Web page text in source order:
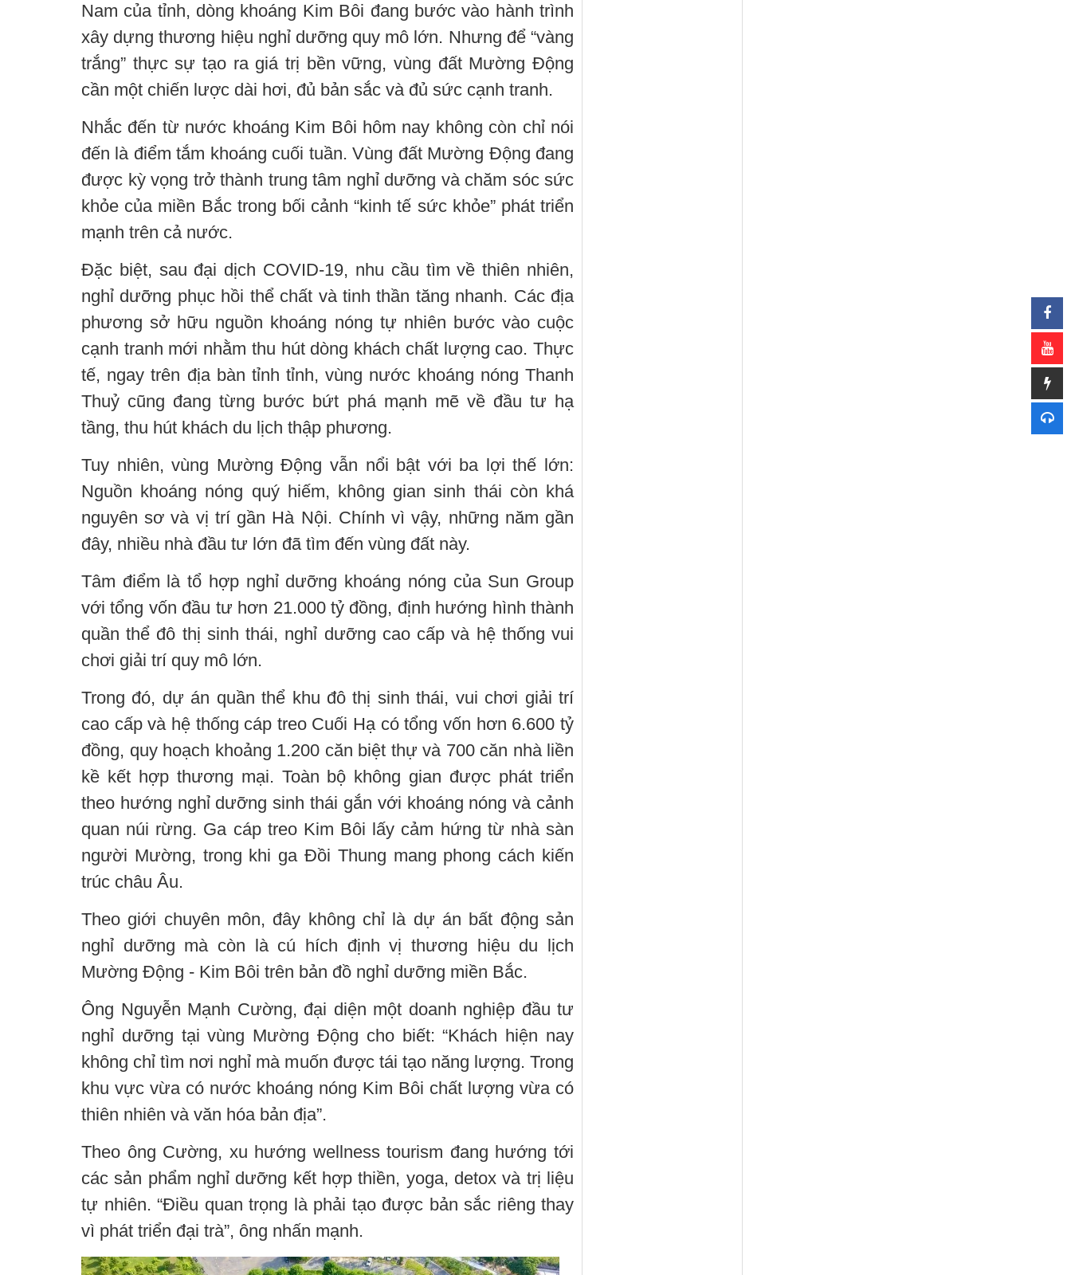
Nam của tỉnh, dòng khoáng Kim Bôi đang bước vào hành trình
xây dựng thương hiệu nghỉ dưỡng quy mô lớn. Nhưng để “vàng
trắng” thực sự tạo ra giá trị bền vững, vùng đất Mường Động
cần một chiến lược dài hơi, đủ bản sắc và đủ sức cạnh tranh.
Nhắc đến từ nước khoáng Kim Bôi hôm nay không còn chỉ nói
đến là điểm tắm khoáng cuối tuần. Vùng đất Mường Động đang
được kỳ vọng trở thành trung tâm nghỉ dưỡng và chăm sóc sức
khỏe của miền Bắc trong bối cảnh “kinh tế sức khỏe” phát triển
mạnh trên cả nước.
Đặc biệt, sau đại dịch COVID-19, nhu cầu tìm về thiên nhiên,
nghỉ dưỡng phục hồi thể chất và tinh thần tăng nhanh. Các địa
phương sở hữu nguồn khoáng nóng tự nhiên bước vào cuộc
cạnh tranh mới nhằm thu hút dòng khách chất lượng cao. Thực
tế, ngay trên địa bàn tỉnh tỉnh, vùng nước khoáng nóng Thanh
Thuỷ cũng đang từng bước bứt phá mạnh mẽ về đầu tư hạ
tầng, thu hút khách du lịch thập phương.
Tuy nhiên, vùng Mường Động vẫn nổi bật với ba lợi thế lớn:
Nguồn khoáng nóng quý hiếm, không gian sinh thái còn khá
nguyên sơ và vị trí gần Hà Nội. Chính vì vậy, những năm gần
đây, nhiều nhà đầu tư lớn đã tìm đến vùng đất này.
Tâm điểm là tổ hợp nghỉ dưỡng khoáng nóng của Sun Group
với tổng vốn đầu tư hơn 21.000 tỷ đồng, định hướng hình thành
quần thể đô thị sinh thái, nghỉ dưỡng cao cấp và hệ thống vui
chơi giải trí quy mô lớn.
Trong đó, dự án quần thể khu đô thị sinh thái, vui chơi giải trí
cao cấp và hệ thống cáp treo Cuối Hạ có tổng vốn hơn 6.600 tỷ
đồng, quy hoạch khoảng 1.200 căn biệt thự và 700 căn nhà liền
kề kết hợp thương mại. Toàn bộ không gian được phát triển
theo hướng nghỉ dưỡng sinh thái gắn với khoáng nóng và cảnh
quan núi rừng. Ga cáp treo Kim Bôi lấy cảm hứng từ nhà sàn
người Mường, trong khi ga Đồi Thung mang phong cách kiến
trúc châu Âu.
Theo giới chuyên môn, đây không chỉ là dự án bất động sản
nghỉ dưỡng mà còn là cú hích định vị thương hiệu du lịch
Mường Động - Kim Bôi trên bản đồ nghỉ dưỡng miền Bắc.
Ông Nguyễn Mạnh Cường, đại diện một doanh nghiệp đầu tư
nghỉ dưỡng tại vùng Mường Động cho biết: “Khách hiện nay
không chỉ tìm nơi nghỉ mà muốn được tái tạo năng lượng. Trong
khu vực vừa có nước khoáng nóng Kim Bôi chất lượng vừa có
thiên nhiên và văn hóa bản địa”.
Theo ông Cường, xu hướng wellness tourism đang hướng tới
các sản phẩm nghỉ dưỡng kết hợp thiền, yoga, detox và trị liệu
tự nhiên. “Điều quan trọng là phải tạo được bản sắc riêng thay
vì phát triển đại trà”, ông nhấn mạnh.